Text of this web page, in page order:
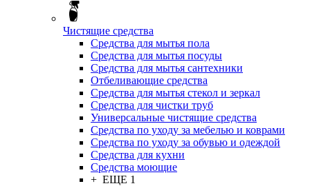
Чистящие средства
Средства для мытья пола
Средства для мытья посуды
Средства для мытья сантехники
Отбеливающие средства
Средства для мытья стекол и зеркал
Средства для чистки труб
Универсальные чистящие средства
Средства по уходу за мебелью и коврами
Средства по уходу за обувью и одеждой
Средства для кухни
Средства моющие
+ ЕЩЕ 1